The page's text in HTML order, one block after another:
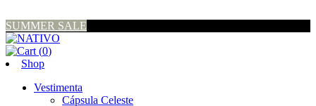
SUMMER SALE
(0)
Shop
Vestimenta
Cápsula Celeste